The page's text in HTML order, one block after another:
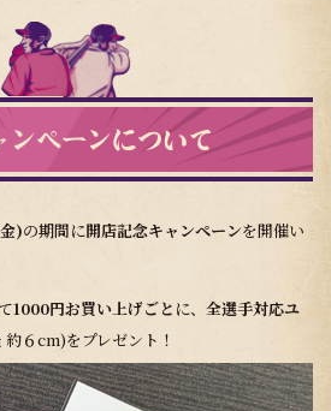
ンペーンについて
)の期間に開店記念キャンペーンを開催い
1000円お買い上げごと に、 全選手対応ユ
約６cm)をプレゼント！